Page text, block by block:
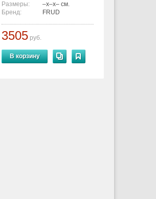
Размеры:
–x–x– см.
Бренд:
FRUD
3505 руб.
В корзину